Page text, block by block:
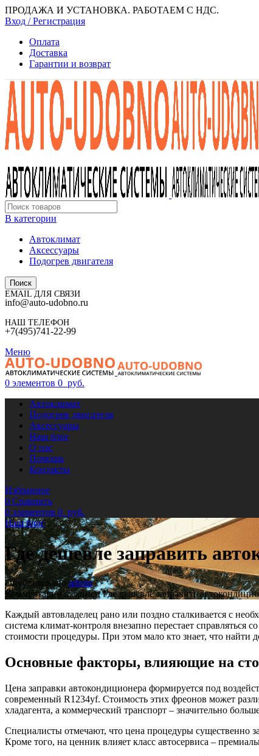
ПРОДАЖА И УСТАНОВКА. РАБОТАЕМ С НДС.
Вход / Регистрация
Оплата
Доставка
Гарантии и возврат
В категории
Автоклимат
Аксессуары
Подогрев двигателя
Поиск
EMAIL ДЛЯ СВЯЗИ
info@auto-udobno.ru
НАШ ТЕЛЕФОН
+7(495)741-22-99
Меню
0 элементов 0 руб.
Автоклимат
Подогрев двигателя
Аксессуары
Наш блог
О нас
Помощь
Контакты
Избранное
0 Сравнить
0 элементов 0 руб.
Наш блог
Где дешевле заправить
Опубликовано admin
Комментарии к записи Где дешевле заправить
Каждый автовладелец рано или поздно сталкивается с
система климат-контроля внезапно перестает справляться
стоимости процедуры. При этом мало кто знает, что найти
Основные факторы, влияющие на
Цена заправки автокондиционера формируется под
современный R1234yf. Стоимость этих фреонов может
хладагента, а коммерческий транспорт – значительно
Специалисты отмечают, что цена процедуры существенно
Кроме того, на ценник влияет класс автосервиса –